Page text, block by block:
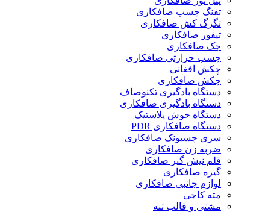
تفنگ چسب صافکاری
تگرگ کش صافکاری
تیفور صافکاری
جک صافکاری
چسب حرارتی صافکاری
چکش افغانی
چکش صافکاری
دستگاه بادگیری تکنوصاف
دستگاه بادگیری صافکاری
دستگاه جوش پلاستیک
دستگاه صافکاری PDR
سری چسبونک صافکاری
ضربه زن صافکاری
قلم نیش گیر صافکاری
گیره صافکاری
لوازم جانبی صافکاری
مته کاجی
مشتی و قالب تنه